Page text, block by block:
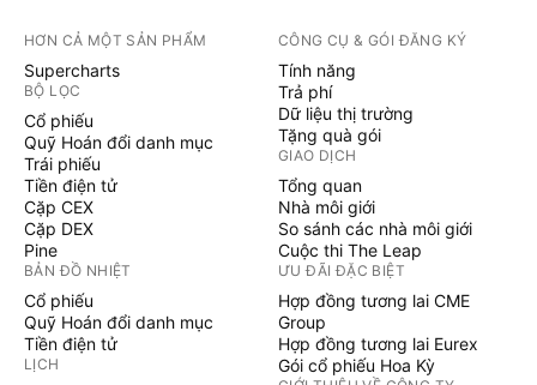
HƠN CẢ MỘT SẢN PHẨM
Supercharts
BỘ LỌC
Cổ phiếu
Quỹ Hoán đổi danh mục
Trái phiếu
Tiền điện tử
Cặp CEX
Cặp DEX
Pine
BẢN ĐỒ NHIỆT
Cổ phiếu
Quỹ Hoán đổi danh mục
Tiền điện tử
LỊCH
CÔNG CỤ & GÓI ĐĂNG KÝ
Tính năng
Trả phí
Dữ liệu thị trường
Tặng quà gói
GIAO DỊCH
Tổng quan
Nhà môi giới
So sánh các nhà môi giới
Cuộc thi The Leap
ƯU ĐÃI ĐẶC BIỆT
Hợp đồng tương lai CME
Group
Hợp đồng tương lai Eurex
Gói cổ phiếu Hoa Kỳ